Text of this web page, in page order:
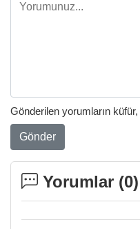
Gönderilen yorumların
Gönder
Yorumlar (0)